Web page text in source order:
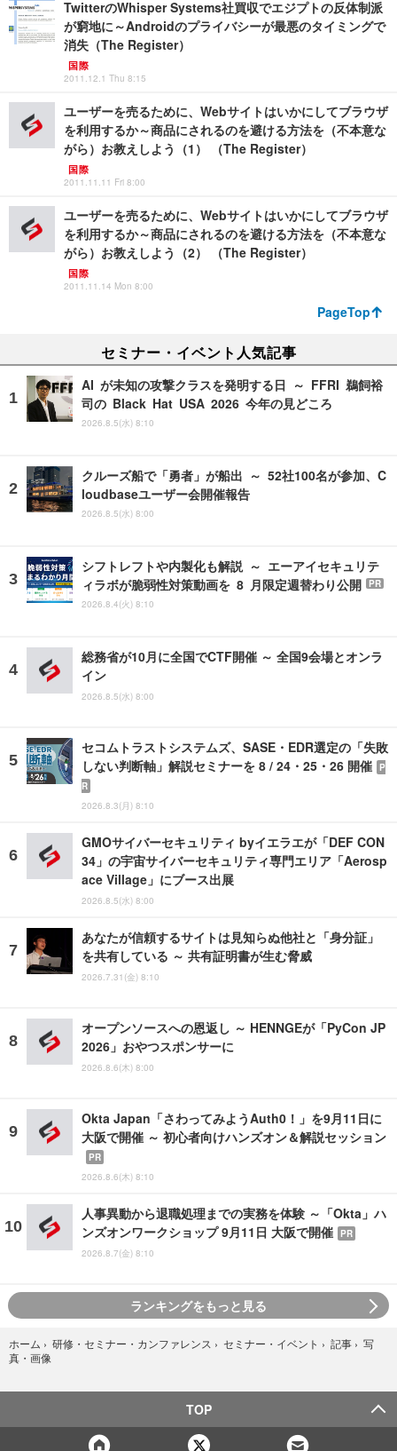
TwitterのWhisper Systems社買収でエジプトの反体制派
が窮地に～Androidのプライバシーが最悪のタイミングで
消失（The Register）
国際
2011.12.1 Thu 8:15
ユーザーを売るために、Webサイトはいかにしてブラウザ
を利用するか～商品にされるのを避ける方法を（不本意な
がら）お教えしよう（1） （The Register）
国際
2011.11.11 Fri 8:00
ユーザーを売るために、Webサイトはいかにしてブラウザ
を利用するか～商品にされるのを避ける方法を（不本意な
がら）お教えしよう（2） （The Register）
国際
2011.11.14 Mon 8:00
PageTop
セミナー・イベント人気記事
AI が未知の攻撃クラスを発明する日 ～ FFRI 鵜飼裕
司の Black Hat USA 2026 今年の見どころ
2026.8.5(水) 8:10
クルーズ船で「勇者」が船出 ～ 52社100名が参加、C
loudbaseユーザー会開催報告
2026.8.5(水) 8:00
シフトレフトや内製化も解説 ～ エーアイセキュリテ
ィラボが脆弱性対策動画を 8 月限定週替わり公開
PR
2026.8.4(火) 8:10
総務省が10月に全国でCTF開催 ～ 全国9会場とオンラ
イン
2026.8.5(水) 8:00
セコムトラストシステムズ、SASE・EDR選定の「失敗
しない判断軸」解説セミナーを 8 / 24・25・26 開催 P
R
2026.8.3(月) 8:10
GMOサイバーセキュリティ byイエラエが「DEF CON
34」の宇宙サイバーセキュリティ専門エリア「Aerosp
ace Village」にブース出展
2026.8.5(水) 8:00
あなたが信頼するサイトは見知らぬ他社と「身分証」
を共有している ～ 共有証明書が生む脅威
2026.7.31(金) 8:10
オープンソースへの恩返し ～ HENNGEが「PyCon JP
2026」おやつスポンサーに
2026.8.6(木) 8:00
Okta Japan「さわってみようAuth0！」を9月11日に
大阪で開催 ～ 初心者向けハンズオン＆解説セッション
PR
2026.8.6(木) 8:10
人事異動から退職処理までの実務を体験 ～「Okta」ハ
ンズオンワークショップ 9月11日 大阪で開催 PR
2026.8.7(金) 8:10
ランキングをもっと見る
ホーム › 研修・セミナー・カンファレンス › セミナー・イベント › 記事 › 写
真・画像
TOP